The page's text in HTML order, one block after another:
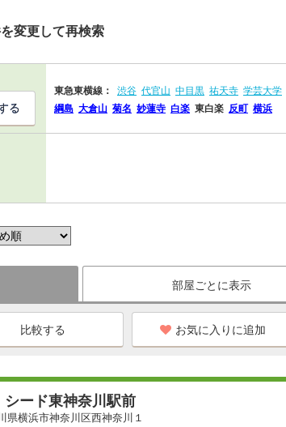
変更して再検索
東急東横線： 渋谷 代官山 中目黒 祐天寺 学芸大学
綱島 大倉山 菊名 妙蓮寺 白楽 東白楽 反町 横浜
る
部屋ごとに表示
お気に入りに追加
シード東神奈川駅前
県横浜市神奈川区西神奈川１